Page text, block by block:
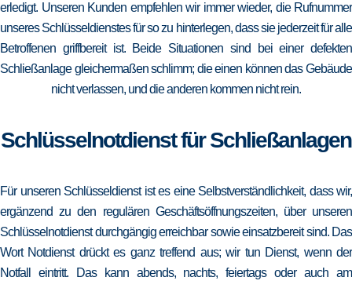
erledigt. Unseren Kunden empfehlen wir immer wieder, die Rufnummer
unseres Schlüsseldienstes für so zu hinterlegen, dass sie jederzeit für alle
Betroffenen griffbereit ist. Beide Situationen sind bei einer defekten
Schließanlage gleichermaßen schlimm; die einen können das Gebäude
nicht verlassen, und die anderen kommen nicht rein.
Schlüsselnotdienst für Schließanlagen
Für unseren Schlüsseldienst ist es eine Selbstverständlichkeit, dass wir,
ergänzend zu den regulären Geschäftsöffnungszeiten, über unseren
Schlüsselnotdienst durchgängig erreichbar sowie einsatzbereit sind. Das
Wort Notdienst drückt es ganz treffend aus; wir tun Dienst, wenn der
Notfall eintritt. Das kann abends, nachts, feiertags oder auch am